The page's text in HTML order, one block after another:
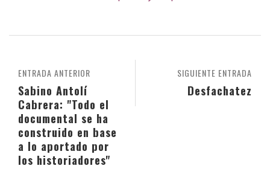
SIGUIENTE ENTRADA
Desfachatez
ENTRADA ANTERIOR
Sabino Antolí
Cabrera: "Todo el
documental se ha
construido en base
a lo aportado por
los historiadores"